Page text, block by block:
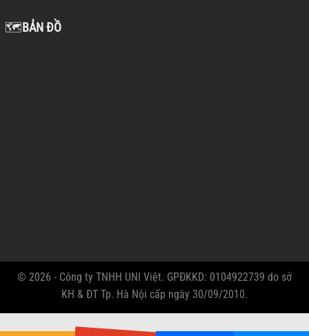
🗺️BẢN ĐỒ
© 2026 - Công ty TNHH UNI Việt. GPĐKKD: 0104922739 do sở
KH & ĐT Tp. Hà Nội cấp ngày 30/09/2010.